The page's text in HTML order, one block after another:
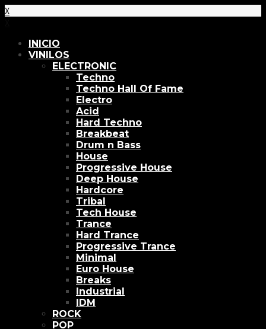
X
INICIO
VINILOS
ELECTRONIC
Techno
Techno Hall Of Fame
Electro
Acid
Hard Techno
Breakbeat
Drum n Bass
House
Progressive House
Deep House
Hardcore
Tribal
Tech House
Trance
Hard Trance
Progressive Trance
Minimal
Euro House
Breaks
Industrial
IDM
ROCK
POP